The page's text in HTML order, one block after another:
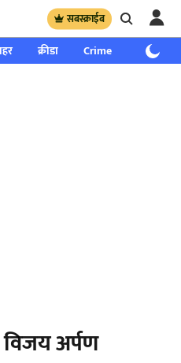
सबस्क्राईब
क्रीडा Crime साप्ताहिक
अर्पण